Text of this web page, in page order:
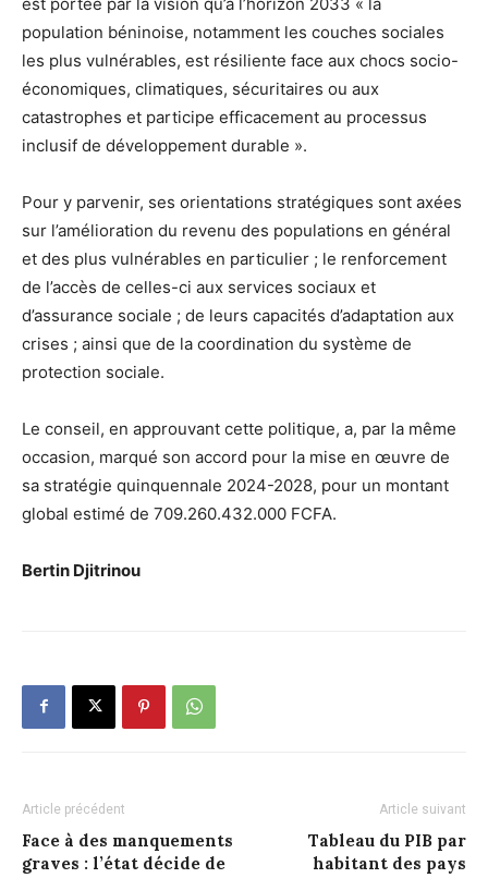
population béninoise, notamment les couches sociales
les plus vulnérables, est résiliente face aux chocs socio-
économiques, climatiques, sécuritaires ou aux
catastrophes et participe efficacement au processus
inclusif de développement durable ».
Pour y parvenir, ses orientations stratégiques sont axées
sur l’amélioration du revenu des populations en général
et des plus vulnérables en particulier ; le renforcement
de l’accès de celles-ci aux services sociaux et
d’assurance sociale ; de leurs capacités d’adaptation aux
crises ; ainsi que de la coordination du système de
protection sociale.
Le conseil, en approuvant cette politique, a, par la même
occasion, marqué son accord pour la mise en œuvre de
sa stratégie quinquennale 2024-2028, pour un montant
global estimé de 709.260.432.000 FCFA.
Bertin Djitrinou
Article précédent
Face à des manquements
graves : l’état décide de
Article suivant
Tableau du PIB par
habitant des pays